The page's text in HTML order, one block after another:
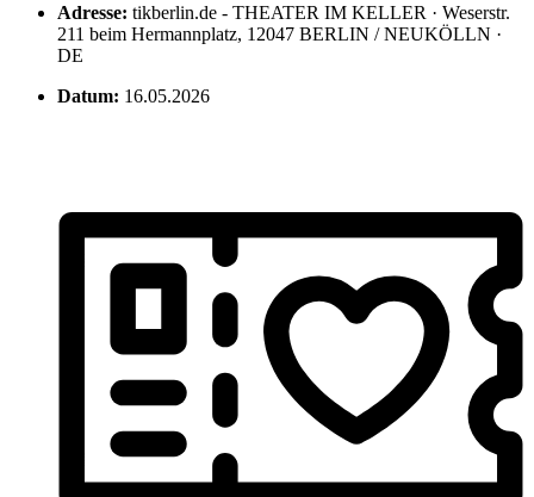
Adresse: tikberlin.de - THEATER IM KELLER · Weserstr.
211 beim Hermannplatz, 12047 BERLIN / NEUKÖLLN ·
DE
Datum: 16.05.2026